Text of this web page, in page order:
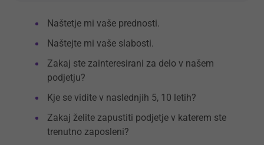
Naštetje mi vaše prednosti.
Naštejte mi vaše slabosti.
Zakaj ste zainteresirani za delo v našem
podjetju?
Kje se vidite v naslednjih 5, 10 letih?
Zakaj želite zapustiti podjetje v katerem ste
trenutno zaposleni?